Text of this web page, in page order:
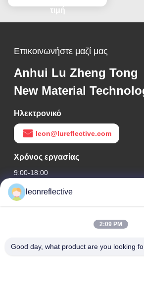
τιμή
Επικοινωνήστε μαζί μας
Anhui Lu Zheng Tong
New Material
Ηλεκτρονικό
leon@lureflective.com
Χρόνος εργασίας
9:00-18:00
Η διεύθυνσή μας
2ος όροφος, κτίριο D2, Πάρκο Επιστήμης
leonreflective
2:09 PM
Good day, what product are you looking